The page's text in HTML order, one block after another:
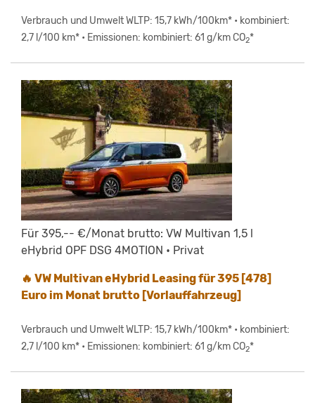
Verbrauch und Umwelt WLTP: 15,7 kWh/100km* • kombiniert:
2,7 l/100 km* • Emissionen: kombiniert: 61 g/km CO2*
Für 395,-- €/Monat brutto: VW Multivan 1,5 l
eHybrid OPF DSG 4MOTION • Privat
🔥 VW Multivan eHybrid Leasing für 395 [478]
Euro im Monat brutto [Vorlauffahrzeug]
Verbrauch und Umwelt WLTP: 15,7 kWh/100km* • kombiniert:
2,7 l/100 km* • Emissionen: kombiniert: 61 g/km CO2*